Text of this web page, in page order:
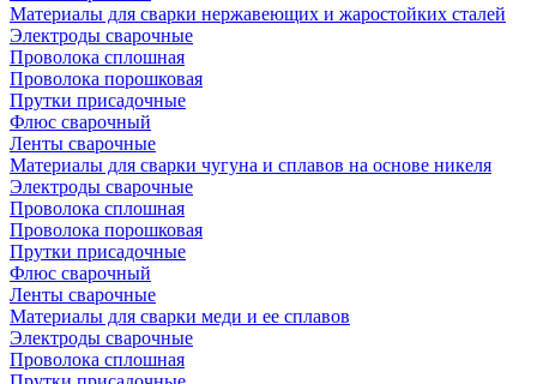
Материалы для сварки нержавеющих и жаростойких сталей
Электроды сварочные
Проволока сплошная
Проволока порошковая
Прутки присадочные
Флюс сварочный
Ленты сварочные
Материалы для сварки чугуна и сплавов на основе никеля
Электроды сварочные
Проволока сплошная
Проволока порошковая
Прутки присадочные
Флюс сварочный
Ленты сварочные
Материалы для сварки меди и ее сплавов
Электроды сварочные
Проволока сплошная